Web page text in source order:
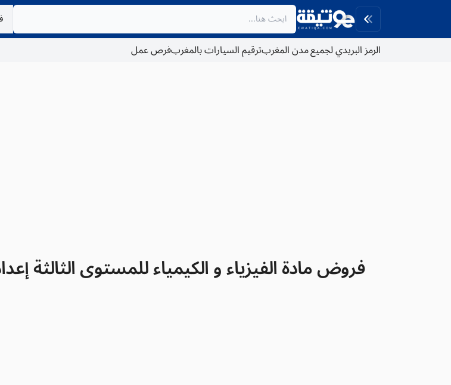
الرمز البريدي لجميع مدن المغربترقيم السيارات بالمغربفرص عمل
فروض مادة الفيزياء و الكيمياء للمستوى الثالثة إعدادي